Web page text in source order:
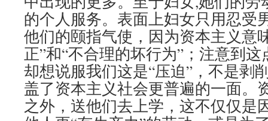
的个人服务。表面上妇女只用忍受
他们的颐指气使，因为资本主义意
正”和“不合理的坏行为”；注意到
却想说服我们这是“压迫”，不是剥
盖了资本主义社会更普遍的一面。
之外，送他们去上学，这不仅仅是